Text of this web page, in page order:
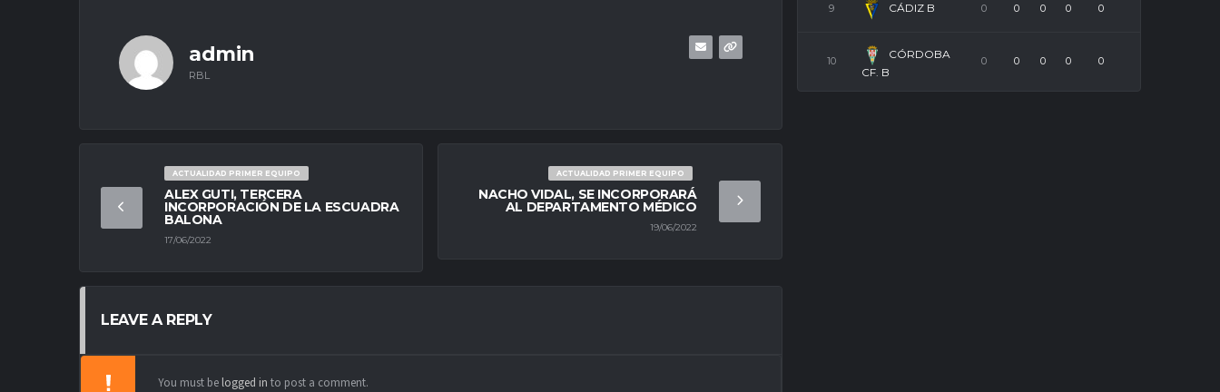
admin
RBL
ACTUALIDAD PRIMER EQUIPO
ALEX GUTI, TERCERA
INCORPORACIÓN DE LA ESCUADRA
BALONA
17/06/2022
ACTUALIDAD PRIMER EQUIPO
NACHO VIDAL, SE INCORPORARÁ
AL DEPARTAMENTO MÉDICO
19/06/2022
LEAVE A REPLY
You must be logged in to post a comment.
9 CÁDIZ B 0 0 0 0 0
10
CÓRDOBA
CF. B
0 0 0 0 0